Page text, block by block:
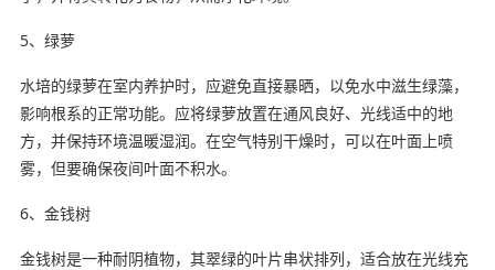
5、绿萝
水培的绿萝在室内养护时，应避免直接暴晒，以免水中滋生绿藻，
影响根系的正常功能。应将绿萝放置在通风良好、光线适中的地
方，并保持环境温暖湿润。在空气特别干燥时，可以在叶面上喷
雾，但要确保夜间叶面不积水。
6、金钱树
金钱树是一种耐阴植物，其翠绿的叶片串状排列，适合放在光线充